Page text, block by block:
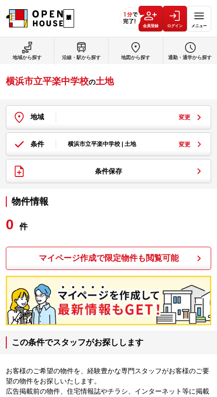
会員登録 ログイン メニュー
横浜市立平楽中学校の土地
地域 変更
条件 横浜市立平楽中学校 | 土地 変更
条件保存
物件情報
0 件
マイページ作成で限定物件も閲覧可能
この条件でスタッフがお探しします
お客様のご希望の物件を、経験豊かな専門スタッフがお客様のご要
望の物件をお探しいたします。
広告掲載前の物件、住宅情報誌やチラシ、インターネット等に掲載
地域から探す 沿線・駅から探す 地図から探す 通勤・通学から探す